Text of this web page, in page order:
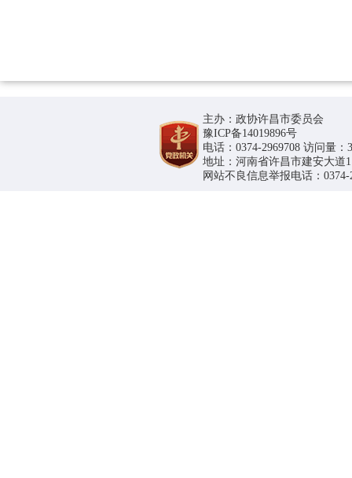
主办：政协许昌市委员会
豫ICP备14019896号
电话：0374-2969708 访问量：
地址：河南省许昌市建安大道
网站不良信息举报电话：